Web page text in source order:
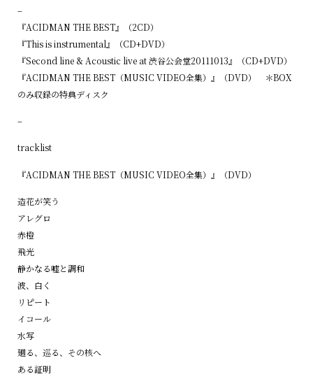
–
『ACIDMAN THE BEST』（2CD）
『This is instrumental』（CD+DVD）
『Second line & Acoustic live at 渋谷公会堂20111013』（CD+DVD）
『ACIDMAN THE BEST（MUSIC VIDEO全集）』（DVD） ＊BOX
のみ収録の特典ディスク
–
tracklist
『ACIDMAN THE BEST（MUSIC VIDEO全集）』（DVD）
造花が笑う
アレグロ
赤橙
飛光
静かなる嘘と調和
波、白く
リピート
イコール
水写
廻る、巡る、その核へ
ある証明